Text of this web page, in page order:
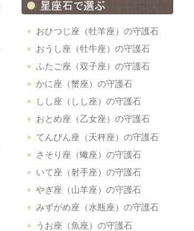
おひつじ座（牡羊座）の守護石
おうし座（牡牛座）の守護石
ふたご座（双子座）の守護石
かに座（蟹座）の守護石
しし座（しし座）の守護石
おとめ座（乙女座）の守護石
てんびん座（天秤座）の守護石
さそり座（蠍座）の守護石
いて座（射手座）の守護石
やぎ座（山羊座）の守護石
みずがめ座（水瓶座）の守護石
うお座（魚座）の守護石